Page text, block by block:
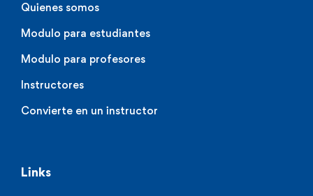
Quienes somos
Modulo para estudiantes
Modulo para profesores
Instructores
Convierte en un instructor
Links